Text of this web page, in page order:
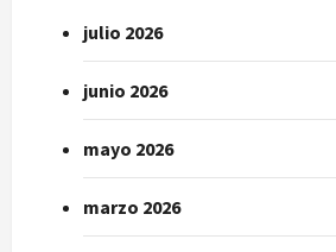
julio 2026
junio 2026
mayo 2026
marzo 2026